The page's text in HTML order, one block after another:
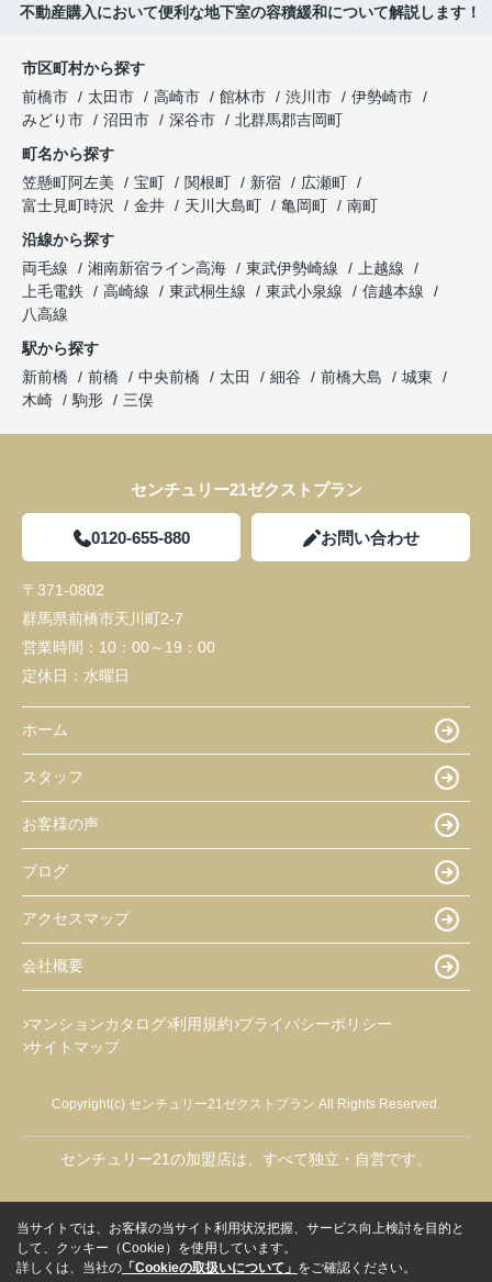
不動産購入において便利な地下室の容積緩和について解説します！
市区町村から探す
前橋市
太田市 高崎市 館林市 渋川市
伊勢崎市
みどり市
沼田市 深谷市
北群馬郡吉岡町
町名から探す
笠懸町阿左美
宝町 関根町 新宿
広瀬町
富士見町時沢
金井 天川大島町 亀岡町
南町
沿線から探す
両毛線
湘南新宿ライン高海 東武伊勢崎線
上越線
上毛電鉄
高崎線 東武桐生線 東武小泉線
信越本線
八高線
駅から探す
新前橋
前橋 中央前橋 太田 細谷 前橋大島
城東
木崎
駒形 三俣
センチュリー21ゼクストプラン
0120-655-880 お問い合わせ
〒371-0802
群馬県前橋市天川町2-7
営業時間： 10：00～19：00
定休日： 水曜日
ホーム
スタッフ
お客様の声
ブログ
アクセスマップ
会社概要
マンションカタログ 利用規約 プライバシーポリシー
サイトマップ
Copyright(c) センチュリー21ゼクストプラン All Rights Reserved.
センチュリー21の加盟店は、すべて独立・自営です。
当サイトでは、お客様の当サイト利用状況把握、サービス向上検討を目的と
して、クッキー（Cookie）を使用しています。
詳しくは、当社の 「Cookieの取扱いについて」 をご確認ください。